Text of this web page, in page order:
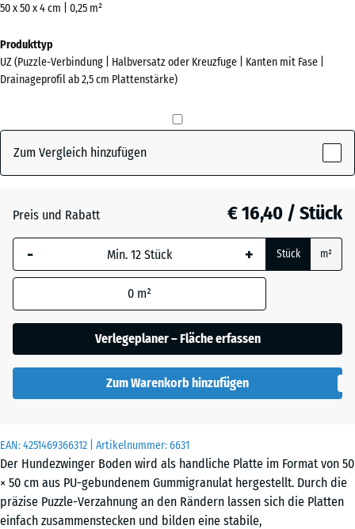
EAN:4251469366312 | Artikelnummer:6631
Der Hundezwinger Boden wird als handliche Platte im Format von 50
× 50 cm aus PU-gebundenem Gummigranulat hergestellt. Durch die
präzise Puzzle-Verzahnung an den Rändern lassen sich die Platten
einfach zusammenstecken und bilden eine stabile,
zu
Farben?
Farbpalette
Grasgrün(active)
- € 0,50
50 x 50 x 4 cm | 0,25 m²
Abmessungen
für
den
x
540
Die gewählte, blau
umrandete
Abmessung wird
Produktdaten nicht
anders angegeben)
für die
Bedarfsberechnung
x
50
x 4
cm
|
Produkttyp
UZ (Puzzle-Verbindung | Halbversatz oder Kreuzfuge | Kanten mit Fase |
Drainageprofil ab 2,5 cm Plattenstärke)
Zum Vergleich hinzufügen
Preis und Rabatt € 16,40 / Stück
- + Stück m²
0 m²
Verlegeplaner – Fläche erfassen
Zum Warenkorb hinzufügen